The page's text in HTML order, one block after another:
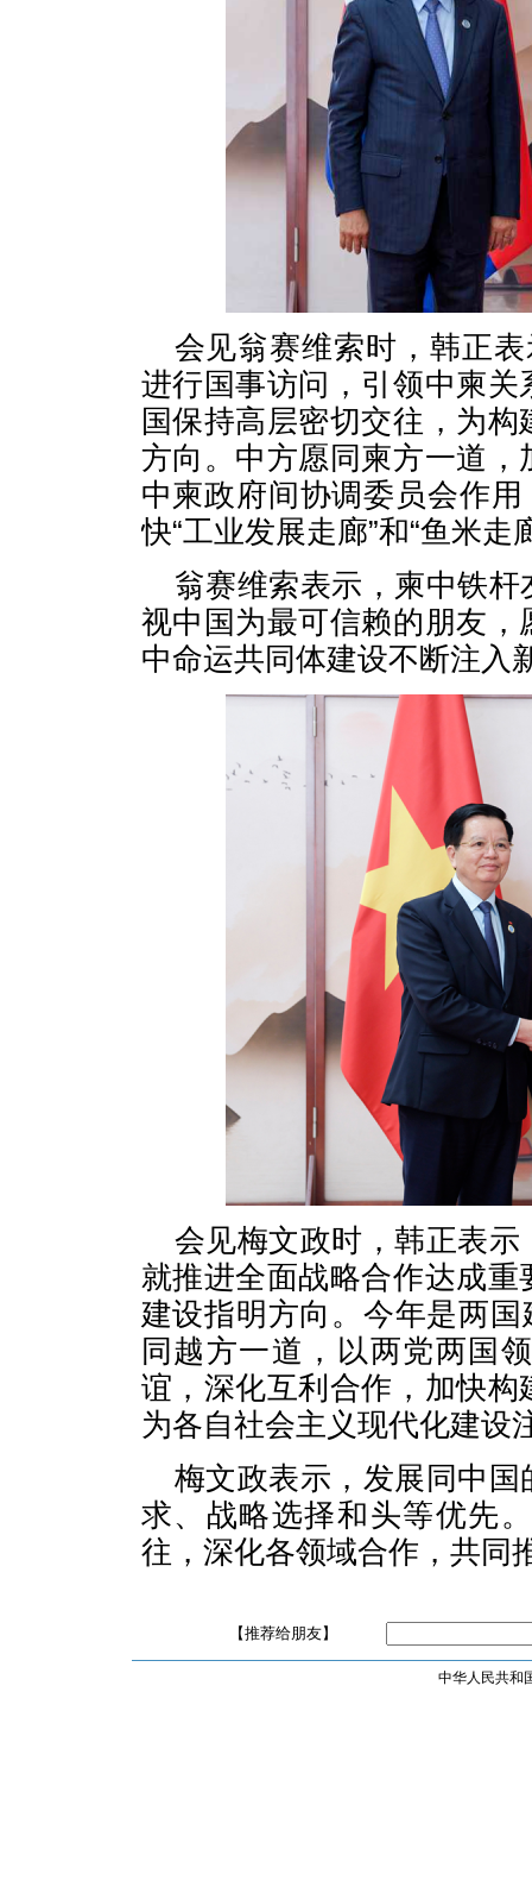
会见翁赛维索时，韩正
进行国事访问，引领中柬
国保持高层密切交往，为
方向。中方愿同柬方一道
中柬政府间协调委员会作
快“工业发展走廊”和“鱼米
翁赛维索表示，柬中铁
视中国为最可信赖的朋友
中命运共同体建设不断注入
会见梅文政时，韩正表
就推进全面战略合作达成
建设指明方向。今年是两
同越方一道，以两党两国
谊，深化互利合作，加快
为各自社会主义现代化建设
梅文政表示，发展同中
求、战略选择和头等优先
往，深化各领域合作，共同
【推荐给朋友】
中华人民共和